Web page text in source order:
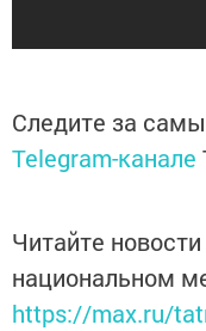
Следите за
Telegram-канале
Читайте
национальном
https://max.ru/